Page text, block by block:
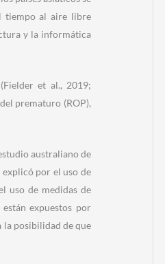
tiempo al aire libre
y la informática
et al., 2019;
prematuro (ROP),
australiano de
por el uso de
uso de medidas de
expuestos por
la posibilidad de que